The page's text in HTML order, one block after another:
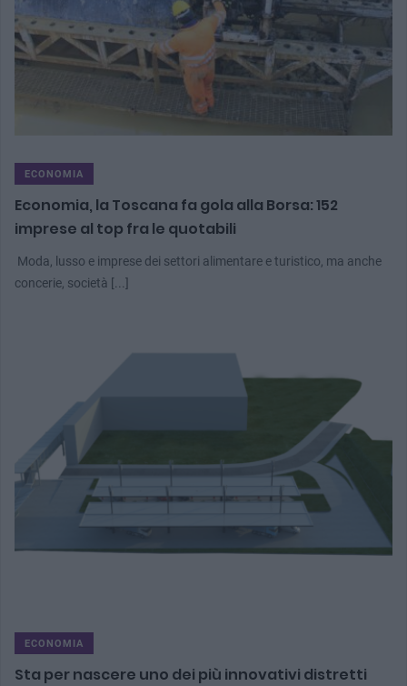
ECONOMIA
Economia, la Toscana fa gola alla Borsa: 152
imprese al top fra le quotabili
Moda, lusso e imprese dei settori alimentare e turistico, ma anche
concerie, società [...]
ECONOMIA
Sta per nascere uno dei più innovativi distretti